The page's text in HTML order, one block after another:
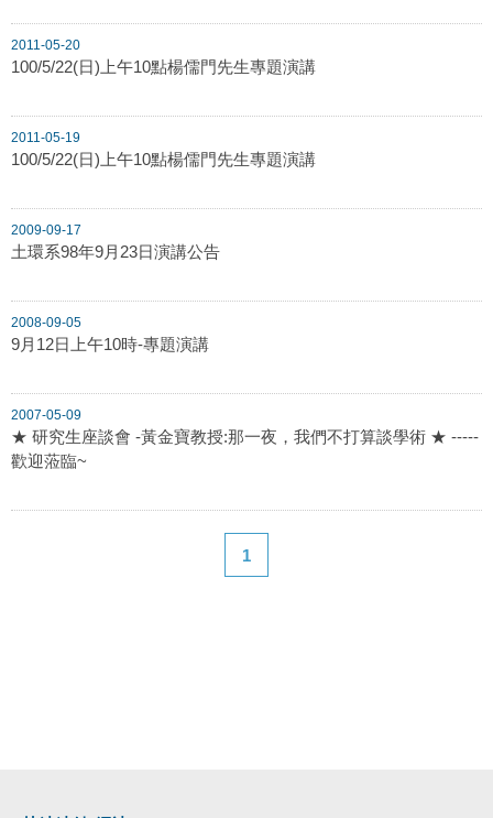
2011-05-20
100/5/22(日)上午10點楊儒門先生專題演講
2011-05-19
100/5/22(日)上午10點楊儒門先生專題演講
2009-09-17
土環系98年9月23日演講公告
2008-09-05
9月12日上午10時-專題演講
2007-05-09
★ 研究生座談會 -黃金寶教授:那一夜，我們不打算談學術 ★ -----
歡迎蒞臨~
1